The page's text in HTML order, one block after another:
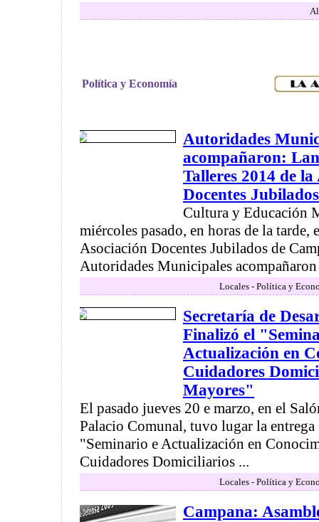
Política y Economía
Autoridades
acompañaron:
Talleres 2014 de
Docentes
Cultura y Educación
miércoles pasado, en horas de la tarde,
Asociación Docentes Jubilados de
Autoridades Municipales
Locales - Política y
Secretaría de
Finalizó el
Actualización en
Cuidadores
Mayores"
El pasado jueves 20 e marzo, en el
Palacio Comunal, tuvo lugar la
"Seminario e Actualización en
Cuidadores Domiciliarios ...
Locales - Política y
Campana: